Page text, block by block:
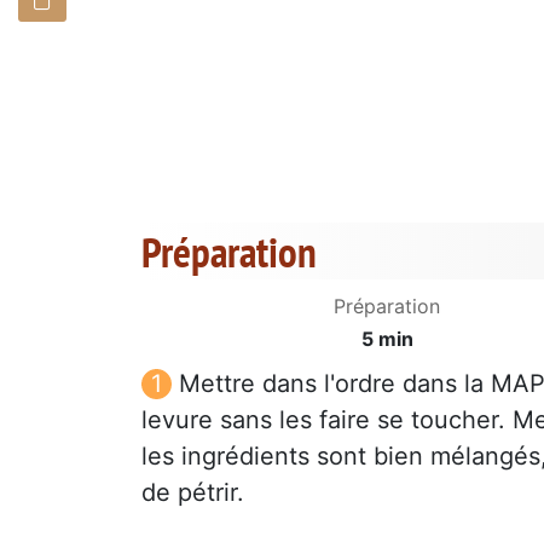
Préparation
Préparation
5 min
Mettre dans l'ordre dans la
levure sans les faire se toucher.
les ingrédients sont bien
de pétrir.